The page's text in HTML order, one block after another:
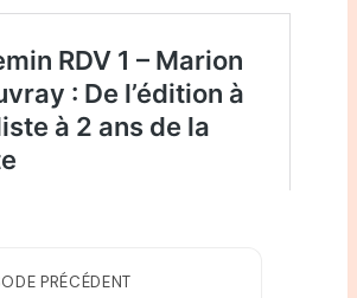
PRÉCÉDENT